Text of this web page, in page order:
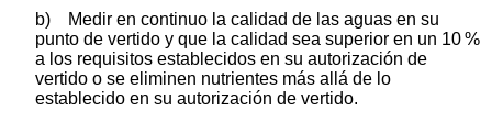
b) Medir en continuo la calidad de las aguas en su
punto de vertido y que la calidad sea superior en un 10 %
a los requisitos establecidos en su autorización de
vertido o se eliminen nutrientes más allá de lo
establecido en su autorización de vertido.